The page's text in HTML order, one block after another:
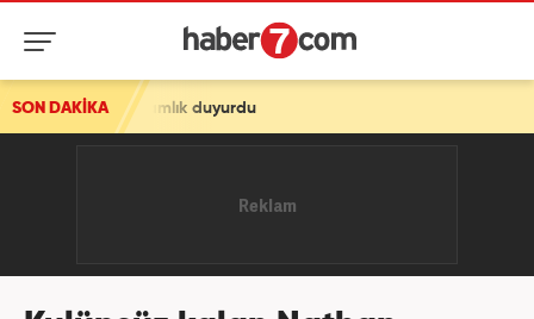
SON DAKİKA
duyurdu